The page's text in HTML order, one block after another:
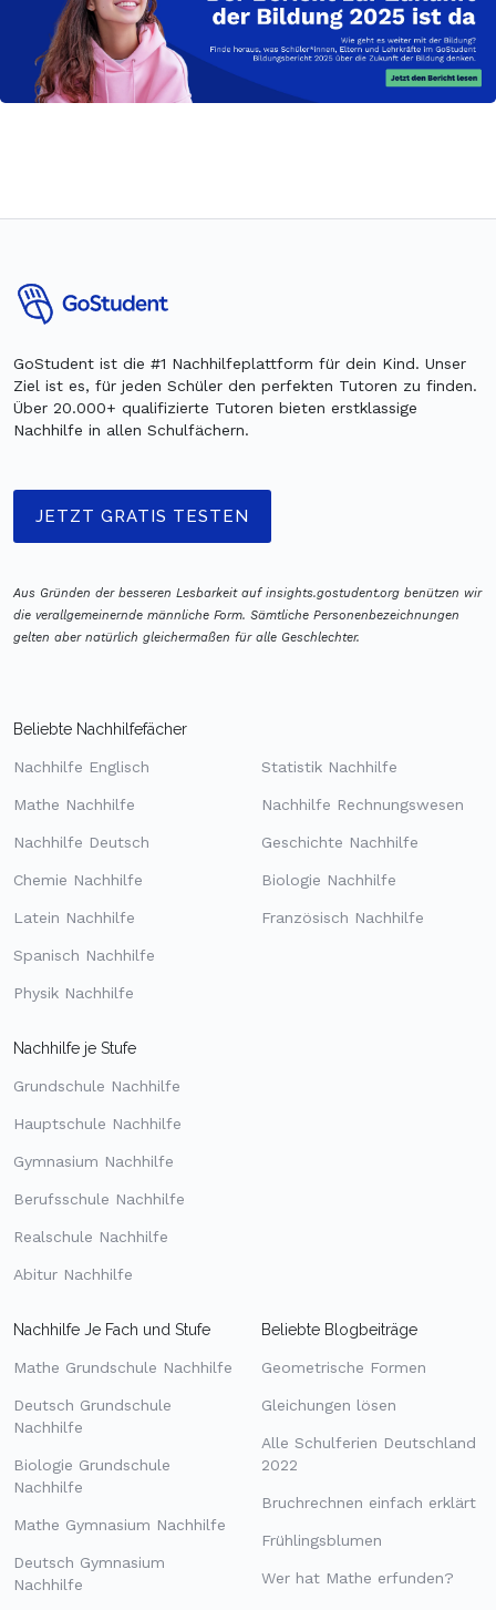
GoStudent ist die #1 Nachhilfeplattform für dein Kind. Unser
Ziel ist es, für jeden Schüler den perfekten Tutoren zu finden.
Über 20.000+ qualifizierte Tutoren bieten erstklassige
Nachhilfe in allen Schulfächern.
JETZT GRATIS TESTEN
Aus Gründen der besseren Lesbarkeit auf insights.gostudent.org benützen wir
die verallgemeinernde männliche Form. Sämtliche Personenbezeichnungen
gelten aber natürlich gleichermaßen für alle Geschlechter.
Beliebte Nachhilfefächer
Nachhilfe Englisch
Mathe Nachhilfe
Nachhilfe Deutsch
Chemie Nachhilfe
Latein Nachhilfe
Spanisch Nachhilfe
Physik Nachhilfe
Statistik Nachhilfe
Nachhilfe Rechnungswesen
Geschichte Nachhilfe
Biologie Nachhilfe
Französisch Nachhilfe
Nachhilfe je Stufe
Grundschule Nachhilfe
Hauptschule Nachhilfe
Gymnasium Nachhilfe
Berufsschule Nachhilfe
Realschule Nachhilfe
Abitur Nachhilfe
Nachhilfe Je Fach und Stufe
Mathe Grundschule Nachhilfe
Deutsch Grundschule
Nachhilfe
Biologie Grundschule
Nachhilfe
Mathe Gymnasium Nachhilfe
Deutsch Gymnasium
Nachhilfe
Beliebte Blogbeiträge
Geometrische Formen
Gleichungen lösen
Alle Schulferien Deutschland
2022
Bruchrechnen einfach erklärt
Frühlingsblumen
Wer hat Mathe erfunden?